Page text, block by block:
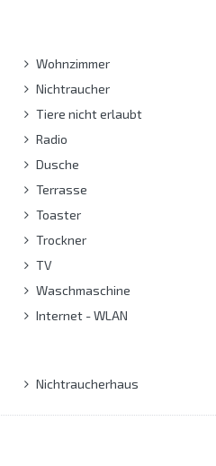
Wohnzimmer
Nichtraucher
Tiere nicht erlaubt
Radio
Dusche
Terrasse
Toaster
Trockner
TV
Waschmaschine
Internet - WLAN
Nichtraucherhaus